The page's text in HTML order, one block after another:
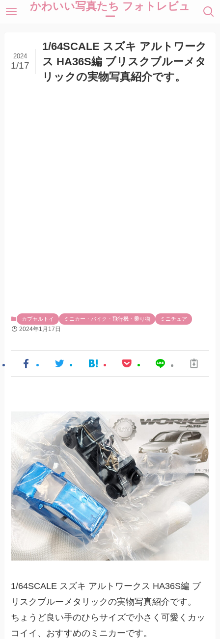
かわいい写真たち フォトレビュ
ー
1/64SCALE スズキ アルトワーク
ス HA36S編 ブリスクブルーメタ
リックの実物写真紹介です。
2024
1/17
カプセルトイ ミニカー・バイク・飛行機・乗り物 ミニチュア
2024年1月17日
1/64SCALE スズキ アルトワークス HA36S編 ブ
リスクブルーメタリックの実物写真紹介です。
ちょうど良い手のひらサイズで小さく可愛くカッ
コイイ、おすすめのミニカーです。